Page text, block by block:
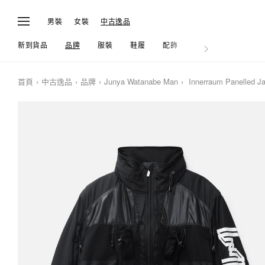
男裝 女裝 中古逸品
新到貨品 品牌 服裝 鞋履 配飾 生活
首頁 中古逸品 品牌 Junya Watanabe Man Innerraum Panelled